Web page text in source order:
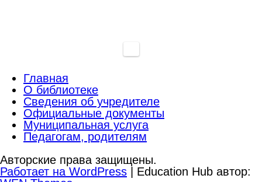
Главная
О библиотеке
Сведения об учредителе
Официальные документы
Муниципальная услуга
Педагогам, родителям
Авторские права защищены.
Работает на WordPress | Education Hub автор: